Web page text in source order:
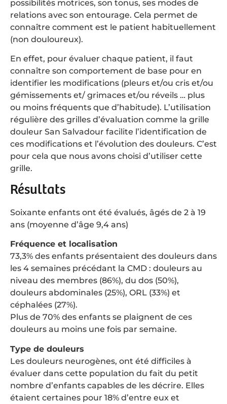
possibilités motrices, son tonus, ses modes de
relations avec son entourage. Cela permet de
connaître comment est le patient habituellement
(non douloureux).
En effet, pour évaluer chaque patient, il faut
connaître son comportement de base pour en
identifier les modifications (pleurs et/ou cris et/ou
gémissements et/ grimaces et/ou réveils … plus
ou moins fréquents que d’habitude). L’utilisation
régulière des grilles d’évaluation comme la grille
douleur San Salvadour facilite l’identification de
ces modifications et l’évolution des douleurs. C’est
pour cela que nous avons choisi d’utiliser cette
grille.
Résultats
Soixante enfants ont été évalués, âgés de 2 à 19
ans (moyenne d’âge 9,4 ans)
Fréquence et localisation
73,3% des enfants présentaient des douleurs dans
les 4 semaines précédant la CMD : douleurs au
niveau des membres (86%), du dos (50%),
douleurs abdominales (25%), ORL (33%) et
céphalées (27%).
Plus de 70% des enfants se plaignent de ces
douleurs au moins une fois par semaine.
Type de douleurs
Les douleurs neurogènes, ont été difficiles à
évaluer dans cette population du fait du petit
nombre d’enfants capables de les décrire. Elles
étaient certaines pour 18% d’entre eux et